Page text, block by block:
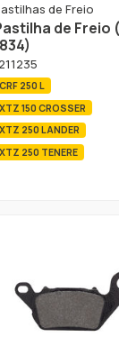
de Freio
de Freio
CRF 250 L
XTZ 150 CROSSER
XTZ 250 LANDER
XTZ 250 TENERE